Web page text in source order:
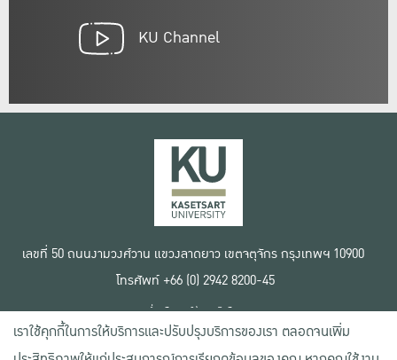
KU Channel
เลขที่ 50 ถนนงามวงศ์วาน แขวงลาดยาว เขตจตุจักร กรุงเทพฯ 10900
โทรศัพท์ +66 (0) 2942 8200-45
เงื่อนไขการใช้งานเว็บไซต์
ข้อตกลงด้านสิทธิ์ใช้งาน
นโยบายความเป็นส่วนตัว
เราใช้คุกกี้ในการให้บริการและปรับปรุงบริการของเรา ตลอดจนเพิ่ม